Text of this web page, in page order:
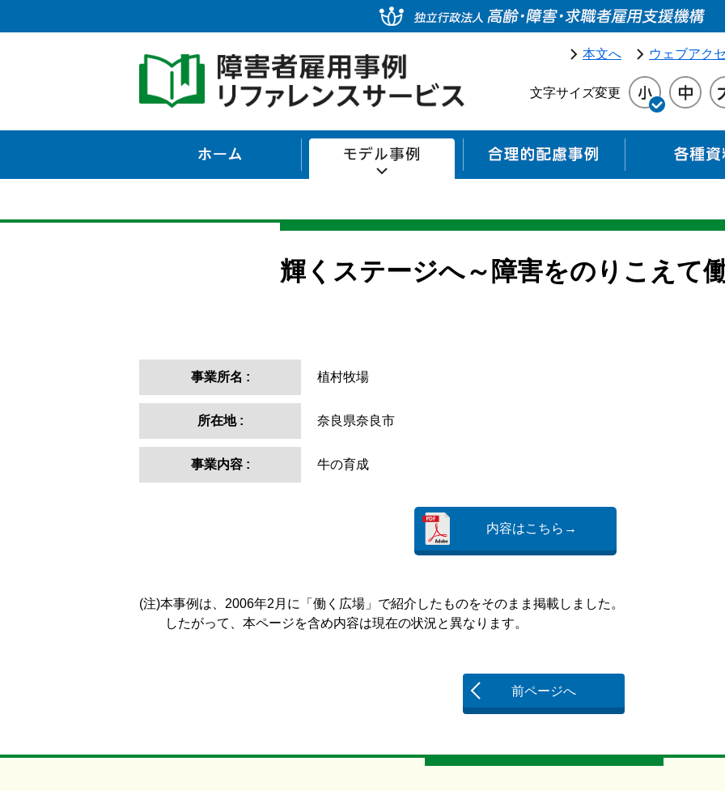
本文へ ウェブアク
文字サイズ変更
モデル事例 合理的配慮事例
輝くステージへ～障害をのりこえて
事業所名 : 植村牧場
所在地: 奈良県奈良市
事業内容: 牛の育成
内容はこちら→
(注)本事例は、2006年2月に「働く広場」で紹介したものをそのまま掲載しました。
したがって、本ページを含め内容は現在の状況と異なります。
前ページへ